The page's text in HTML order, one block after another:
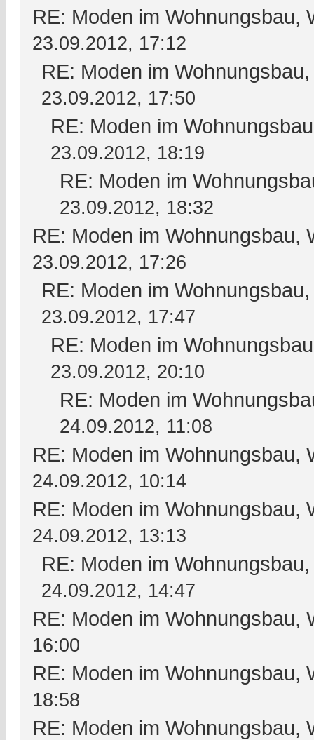
RE: Moden im Wohnungsbau,
23.09.2012, 17:12
RE: Moden im
23.09.2012, 17:50
RE: Moden im
23.09.2012, 18:19
RE: Moden im
23.09.2012, 18:32
RE: Moden im Wohnungsbau,
23.09.2012, 17:26
RE: Moden im
23.09.2012, 17:47
RE: Moden im
23.09.2012, 20:10
RE: Moden im
24.09.2012, 11:08
RE: Moden im Wohnungsbau,
24.09.2012, 10:14
RE: Moden im Wohnungsbau,
24.09.2012, 13:13
RE: Moden im
24.09.2012, 14:47
RE: Moden im Wohnungsbau,
16:00
RE: Moden im Wohnungsbau,
18:58
RE: Moden im Wohnungsbau,